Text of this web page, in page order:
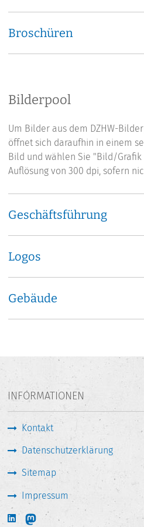
Broschüren
Bilderpool
Um Bilder aus dem DZHW-
öffnet sich daraufhin in einem
Bild und wählen Sie "Bild/
Auflösung von 300 dpi, sofern
Geschäftsführung
Logos
Gebäude
INFORMATIONEN
Kontakt
Datenschutzerklärung
Sitemap
Impressum